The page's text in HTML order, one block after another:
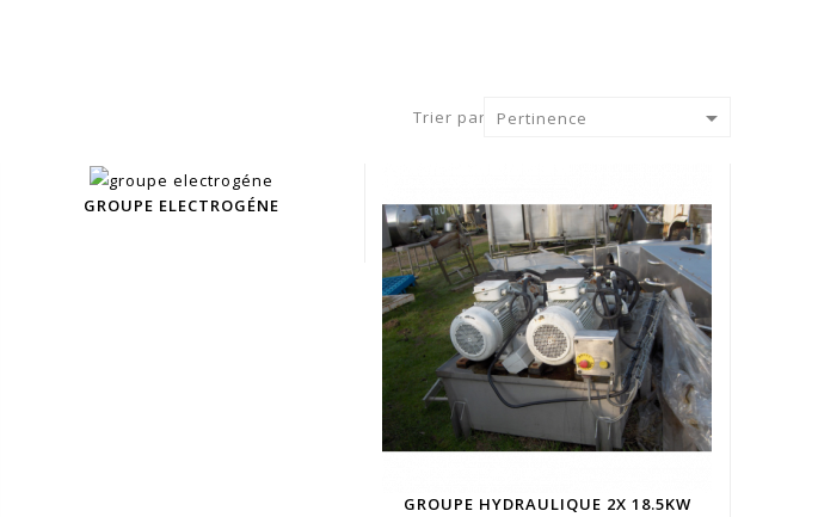
Trier par : Pertinence 
GROUPE ELECTROGÉNE
GROUPE HYDRAULIQUE 2X 18.5KW